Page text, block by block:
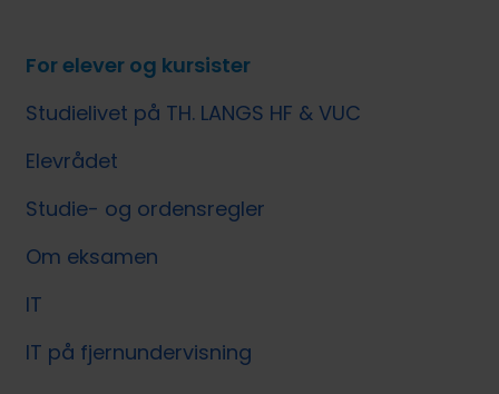
For elever og kursister
Studielivet på TH. LANGS HF & VUC
Elevrådet
Studie- og ordensregler
Om eksamen
IT
IT på fjernundervisning